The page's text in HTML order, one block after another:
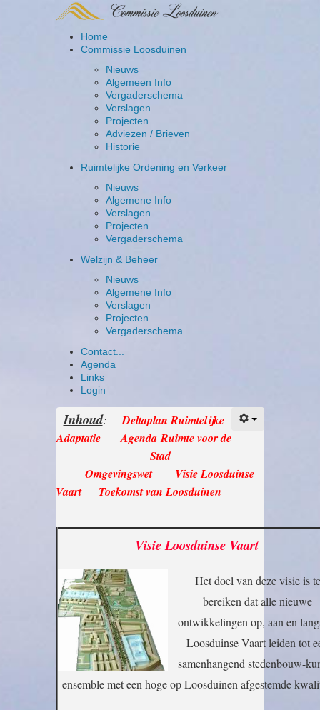
Home
Commissie Loosduinen
Nieuws
Algemeen Info
Vergaderschema
Verslagen
Projecten
Adviezen / Brieven
Historie
Ruimtelijke Ordening en Verkeer
Nieuws
Algemene Info
Verslagen
Projecten
Vergaderschema
Welzijn & Beheer
Nieuws
Algemene Info
Verslagen
Projecten
Vergaderschema
Contact...
Agenda
Links
Login
Inhoud:
Deltaplan Ruimtelijke
Adaptatie
Agenda Ruimte voor de
Stad
Omgevingswet Visie Loosduinse
Vaart
Toekomst van Loosduinen
Visie Loosduinse Vaart
Het doel van deze visie is te
bereiken dat alle nieuwe
ontwikkelingen op, aan en
Loosduinse Vaart leiden tot
samenhangend stedenbouw-
ensemble met een hoge op Loosduinen afgestemde